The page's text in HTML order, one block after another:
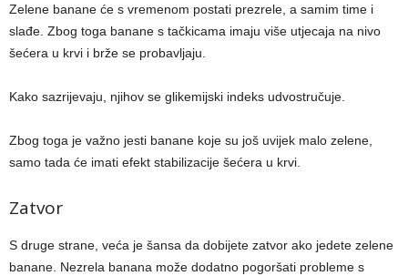
Zelene banane će s vremenom postati prezrele, a samim time i
slađe. Zbog toga banane s tačkicama imaju više utjecaja na nivo
šećera u krvi i brže se probavljaju.
Kako sazrijevaju, njihov se glikemijski indeks udvostručuje.
Zbog toga je važno jesti banane koje su još uvijek malo zelene,
samo tada će imati efekt stabilizacije šećera u krvi.
Zatvor
S druge strane, veća je šansa da dobijete zatvor ako jedete zelene
banane. Nezrela banana može dodatno pogoršati probleme s